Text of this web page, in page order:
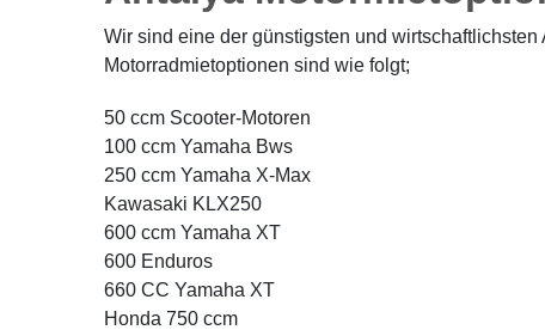
Wir sind eine der günstigsten und
Motorradmietoptionen sind wie folgt;
50 ccm Scooter-Motoren
100 ccm Yamaha Bws
250 ccm Yamaha X-Max
Kawasaki KLX250
600 ccm Yamaha XT
600 Enduros
660 CC Yamaha XT
Honda 750 ccm